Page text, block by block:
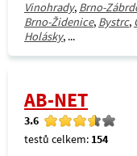
Vinohrady, Brno-
Brno-Židenice, Bystrc,
Holásky, ...
AB-NET
3.6
testů celkem: 154